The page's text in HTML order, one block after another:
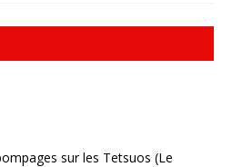
sur les Tetsuos (Le